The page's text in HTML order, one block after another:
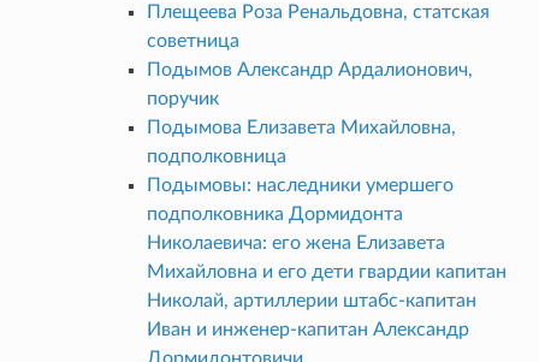
Плещеева Роза Ренальдовна, статская
советница
Подымов Александр Ардалионович,
поручик
Подымова Елизавета Михайловна,
подполковница
Подымовы: наследники умершего
подполковника Дормидонта
Николаевича: его жена Елизавета
Михайловна и его дети гвардии капитан
Николай, артиллерии штабс-капитан
Иван и инженер-капитан Александр